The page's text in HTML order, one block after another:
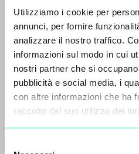
Utilizziamo i cookie per
annunci, per fornire
analizzare il nostro traffico.
informazioni sul modo in cui
nostri partner che si
pubblicità e social media, i
con altre informazioni che ha
raccolto dal suo utilizzo dei